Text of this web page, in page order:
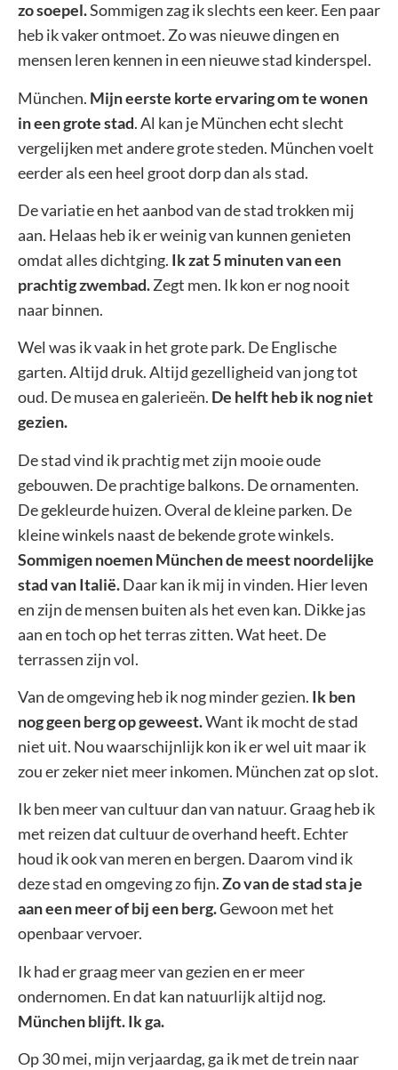
zo soepel.Sommigen zag ik slechts een keer. Een paar
heb ik vaker ontmoet. Zo was nieuwe dingen en
mensen leren kennen in een nieuwe stad kinderspel.
München. Mijn eerste korte ervaring om te wonen
in een grote stad. Al kan je München echt slecht
vergelijken met andere grote steden. München voelt
eerder als een heel groot dorp dan als stad.
De variatie en het aanbod van de stad trokken mij
aan. Helaas heb ik er weinig van kunnen genieten
omdat alles dichtging. Ik zat 5 minuten van een
prachtig zwembad.Zegt men. Ik kon er nog nooit
naar binnen.
Wel was ik vaak in het grote park. De Englische
garten. Altijd druk. Altijd gezelligheid van jong tot
oud. De musea en galerieën. De helft heb ik nog niet
gezien.
De stad vind ik prachtig met zijn mooie oude
gebouwen. De prachtige balkons. De ornamenten.
De gekleurde huizen. Overal de kleine parken. De
kleine winkels naast de bekende grote winkels.
Sommigen noemen München de meest noordelijke
stad van Italië.Daar kan ik mij in vinden. Hier leven
en zijn de mensen buiten als het even kan. Dikke jas
aan en toch op het terras zitten. Wat heet. De
terrassen zijn vol.
Van de omgeving heb ik nog minder gezien. Ik ben
nog geen berg op geweest.Want ik mocht de stad
niet uit. Nou waarschijnlijk kon ik er wel uit maar ik
zou er zeker niet meer inkomen. München zat op slot.
Ik ben meer van cultuur dan van natuur. Graag heb ik
met reizen dat cultuur de overhand heeft. Echter
houd ik ook van meren en bergen. Daarom vind ik
deze stad en omgeving zo fijn.Zo van de stad sta je
aan een meer of bij een berg.Gewoon met het
openbaar vervoer.
Ik had er graag meer van gezien en er meer
ondernomen. En dat kan natuurlijk altijd nog.
München blijft. Ik ga.
Op 30 mei, mijn verjaardag, ga ik met de trein naar